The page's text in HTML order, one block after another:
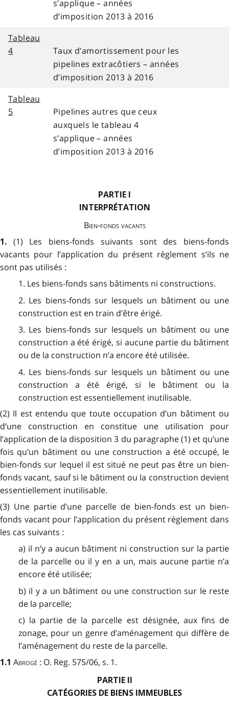
s’applique – années
d’imposition 2013 à 2016
Tableau
4
Taux d’amortissement pour les
pipelines extracôtiers – années
d’imposition 2013 à 2016
Tableau
5
Pipelines autres que ceux
auxquels le tableau 4
s’applique – années
d’imposition 2013 à 2016
PARTIE I
INTERPRÉTATION
Bien-fonds vacants
1. (1) Les biens-fonds suivants sont des biens-fonds
vacants pour l’application du présent règlement s’ils ne
sont pas utilisés :
1. Les biens-fonds sans bâtiments ni constructions.
2. Les biens-fonds sur lesquels un bâtiment ou une
construction est en train d’être érigé.
3. Les biens-fonds sur lesquels un bâtiment ou une
construction a été érigé, si aucune partie du bâtiment
ou de la construction n’a encore été utilisée.
4. Les biens-fonds sur lesquels un bâtiment ou une
construction a été érigé, si le bâtiment ou la
construction est essentiellement inutilisable.
(2) Il est entendu que toute occupation d’un bâtiment ou
d’une construction en constitue une utilisation pour
l’application de la disposition 3 du paragraphe (1) et qu’une
fois qu’un bâtiment ou une construction a été occupé, le
bien-fonds sur lequel il est situé ne peut pas être un bien-
fonds vacant, sauf si le bâtiment ou la construction devient
essentiellement inutilisable.
(3) Une partie d’une parcelle de bien-fonds est un bien-
fonds vacant pour l’application du présent règlement dans
les cas suivants :
a) il n’y a aucun bâtiment ni construction sur la partie
de la parcelle ou il y en a un, mais aucune partie n’a
encore été utilisée;
b) il y a un bâtiment ou une construction sur le reste
de la parcelle;
c) la partie de la parcelle est désignée, aux fins de
zonage, pour un genre d’aménagement qui diffère de
l’aménagement du reste de la parcelle.
1.1 Abrogé : O. Reg. 575/06, s. 1.
PARTIE II
CATÉGORIES DE BIENS IMMEUBLES